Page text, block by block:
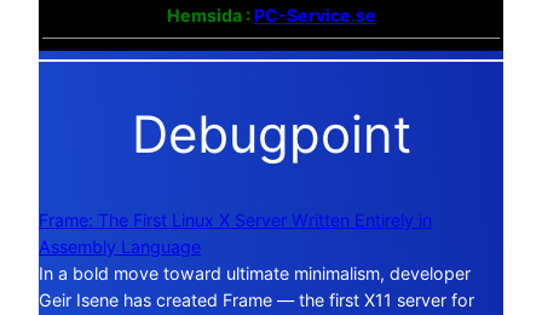
Hemsida :PC-Service.se
Debugpoint
Frame: The First Linux X Server Written Entirely in
Assembly Language
In a bold move toward ultimate minimalism, developer
Geir Isene has created Frame — the first X11 server for